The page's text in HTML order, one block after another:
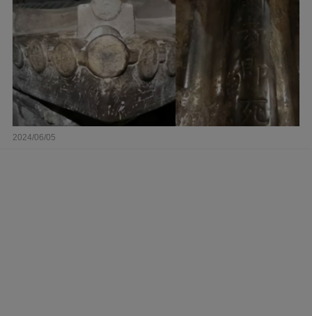
2024/06/05